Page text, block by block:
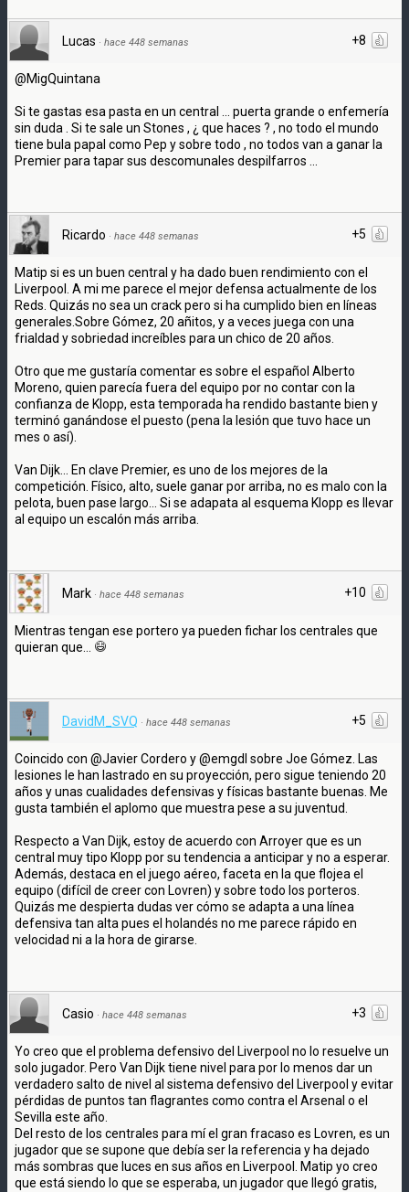
+8
Lucas · hace 448 semanas
@MigQuintana
Si te gastas esa pasta en un central ... puerta grande o enfemería
sin duda . Si te sale un Stones , ¿ que haces ? , no todo el mundo
tiene bula papal como Pep y sobre todo , no todos van a ganar la
Premier para tapar sus descomunales despilfarros ...
+5
Ricardo · hace 448 semanas
Matip si es un buen central y ha dado buen rendimiento con el
Liverpool. A mi me parece el mejor defensa actualmente de los
Reds. Quizás no sea un crack pero si ha cumplido bien en líneas
generales.Sobre Gómez, 20 añitos, y a veces juega con una
frialdad y sobriedad increíbles para un chico de 20 años.
Otro que me gustaría comentar es sobre el español Alberto
Moreno, quien parecía fuera del equipo por no contar con la
confianza de Klopp, esta temporada ha rendido bastante bien y
terminó ganándose el puesto (pena la lesión que tuvo hace un
mes o así).
Van Dijk... En clave Premier, es uno de los mejores de la
competición. Físico, alto, suele ganar por arriba, no es malo con la
pelota, buen pase largo... Si se adapata al esquema Klopp es llevar
al equipo un escalón más arriba.
+10
Mark · hace 448 semanas
Mientras tengan ese portero ya pueden fichar los centrales que
quieran que...
+5
DavidM_SVQ · hace 448 semanas
Coincido con @Javier Cordero y @emgdl sobre Joe Gómez. Las
lesiones le han lastrado en su proyección, pero sigue teniendo 20
años y unas cualidades defensivas y físicas bastante buenas. Me
gusta también el aplomo que muestra pese a su juventud.
Respecto a Van Dijk, estoy de acuerdo con Arroyer que es un
central muy tipo Klopp por su tendencia a anticipar y no a esperar.
Además, destaca en el juego aéreo, faceta en la que flojea el
equipo (difícil de creer con Lovren) y sobre todo los porteros.
Quizás me despierta dudas ver cómo se adapta a una línea
defensiva tan alta pues el holandés no me parece rápido en
velocidad ni a la hora de girarse.
+3
Casio · hace 448 semanas
Yo creo que el problema defensivo del Liverpool no lo resuelve un
solo jugador. Pero Van Dijk tiene nivel para por lo menos dar un
verdadero salto de nivel al sistema defensivo del Liverpool y evitar
pérdidas de puntos tan flagrantes como contra el Arsenal o el
Sevilla este año.
Del resto de los centrales para mí el gran fracaso es Lovren, es un
jugador que se supone que debía ser la referencia y ha dejado
más sombras que luces en sus años en Liverpool. Matip yo creo
que está siendo lo que se esperaba, un jugador que llegó gratis,